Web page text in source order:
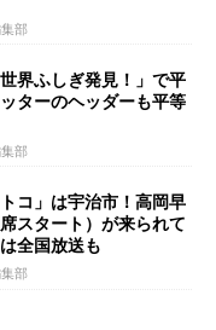
部
界ふしぎ発見！」で平
ターのヘッダーも平等
部
コ」は宇治市！高岡早
スタート）が来られて
全国放送も
部